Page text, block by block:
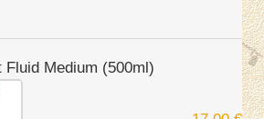
Fluid Medium (500ml)